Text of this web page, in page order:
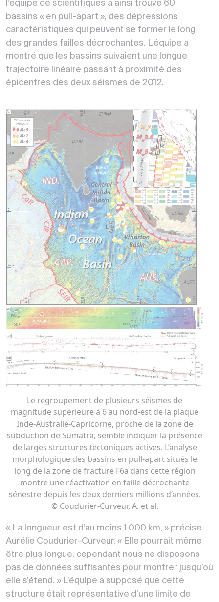
l’équipe de scientifiques a ainsi trouvé 60
bassins « en pull-apart », des dépressions
caractéristiques qui peuvent se former le long
des grandes failles décrochantes. L’équipe a
montré que les bassins suivaient une longue
trajectoire linéaire passant à proximité des
épicentres des deux séismes de 2012.
Le regroupement de plusieurs séismes de
magnitude supérieure à 6 au nord-est de la plaque
Inde-Australie-Capricorne, proche de la zone de
subduction de Sumatra, semble indiquer la présence
de larges structures tectoniques actives. L’analyse
morphologique des bassins en pull-apart situés le
long de la zone de fracture F6a dans cette région
montre une réactivation en faille décrochante
sénestre depuis les deux derniers millions d’années.
© Coudurier‐Curveur, A. et al.
« La longueur est d’au moins 1 000 km, » précise
Aurélie Coudurier-Curveur. « Elle pourrait même
être plus longue, cependant nous ne disposons
pas de données suffisantes pour montrer jusqu’où
elle s’étend. » L’équipe a supposé que cette
structure était représentative d’une limite de